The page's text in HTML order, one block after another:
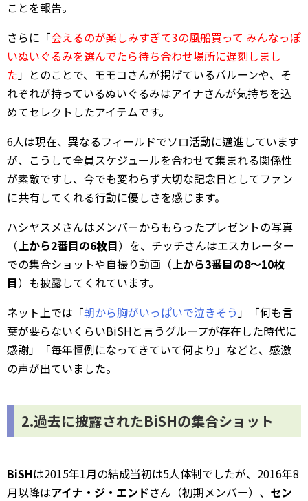
ことを報告。
さらに「会えるのが楽しみすぎて3の風船買って みんなっぽ
いぬいぐるみを選んでたら待ち合わせ場所に遅刻しまし
た 」とのことで、モモコさんが掲げているバルーンや、そ
れぞれが持っているぬいぐるみはアイナさんが気持ちを込
めてセレクトしたアイテムです。
6人は現在、異なるフィールドでソロ活動に邁進しています
が、こうして全員スケジュールを合わせて集まれる関係性
が素敵ですし、今でも変わらず大切な記念日としてファン
に共有してくれる行動に優しさを感じます。
ハシヤスメさんはメンバーからもらったプレゼントの写真
（ 上から2番目の6枚目）を、チッチさんはエスカレーター
での集合ショットや自撮り動画（ 上から3番目の8～10枚
目）も披露してくれています。
ネット上では「朝から胸がいっぱいで泣きそう 」「何も言
葉が要らないくらいBiSHと言うグループが存在した時代に
感謝」「毎年恒例になってきていて何より」などと、感激
の声が出ていました。
2.過去に披露されたBiSHの集合ショット
BiSHは2015年1月の結成当初は5人体制でしたが、2016年8
月以降はアイナ・ジ・エンドさん（初期メンバー）、 セン